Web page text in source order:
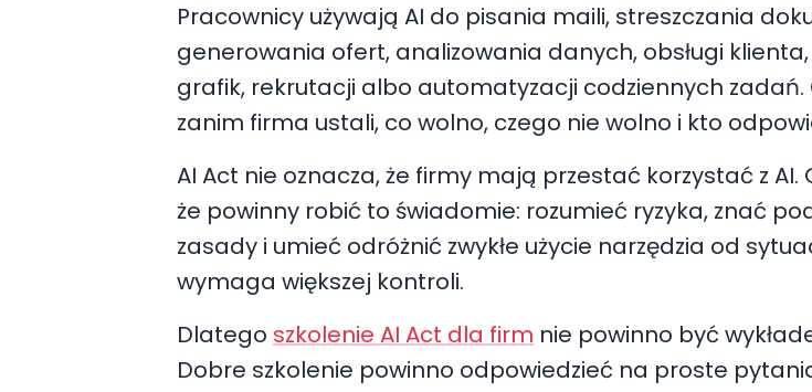
Pracownicy używają AI do pisania maili, streszczania
generowania ofert, analizowania danych, obsługi
grafik, rekrutacji albo automatyzacji codziennych zadań.
zanim firma ustali, co wolno, czego nie wolno i kto
AI Act nie oznacza, że firmy mają przestać korzystać z AI.
że powinny robić to świadomie: rozumieć ryzyka, znać
zasady i umieć odróżnić zwykłe użycie narzędzia od
wymaga większej kontroli.
Dlatego szkolenie AI Act dla firm nie powinno być
Dobre szkolenie powinno odpowiedzieć na proste